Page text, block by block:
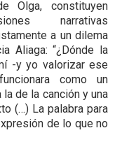
Olga, constituyen
narrativas
a un dilema
Aliaga: “¿Dónde la
-y yo valorizar ese
como un
de la canción y una
(…) La palabra para
de lo que no